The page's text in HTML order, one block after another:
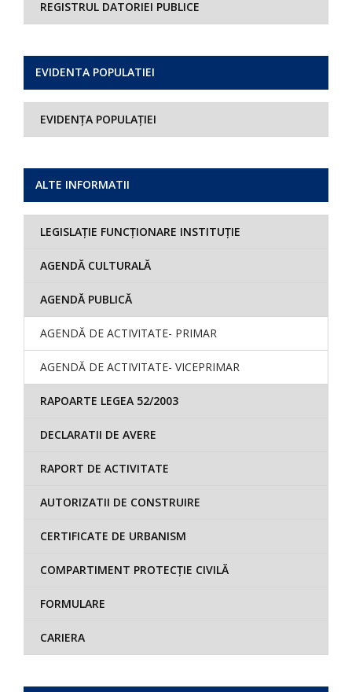
REGISTRUL DATORIEI PUBLICE
EVIDENTA POPULATIEI
EVIDENȚA POPULAȚIEI
ALTE INFORMATII
LEGISLAȚIE FUNCȚIONARE INSTITUȚIE
AGENDĂ CULTURALĂ
AGENDĂ PUBLICĂ
AGENDĂ DE ACTIVITATE- PRIMAR
AGENDĂ DE ACTIVITATE- VICEPRIMAR
RAPOARTE LEGEA 52/2003
DECLARATII DE AVERE
RAPORT DE ACTIVITATE
AUTORIZATII DE CONSTRUIRE
CERTIFICATE DE URBANISM
COMPARTIMENT PROTECȚIE CIVILĂ
FORMULARE
CARIERA